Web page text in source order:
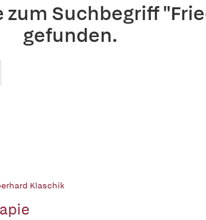
zum Suchbegriff
gefunden.
Klaschik